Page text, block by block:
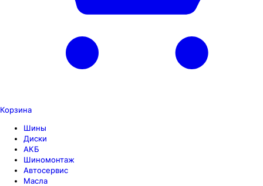
Корзина
Шины
Диски
АКБ
Шиномонтаж
Автосервис
Масла